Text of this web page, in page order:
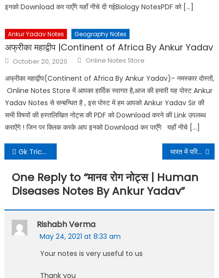
इनको Download कर पाएँगे यहाँ नीचे दी गईBiology NotesPDF को […]
Ankur Yadav Notes Geography Notes
अफ्रीका महाद्वीप |Continent of Africa By Ankur Yadav
October 20, 2020 Online Notes Store
अफ्रीका महाद्वीप(Continent of Africa By Ankur Yadav)- नमस्कार दोस्तों,
Online Notes Store में आपका हार्दिक स्वागत है,आज की हमारी यह पोस्ट Ankur
Yadav Notes से सन्बन्धित है , इस पोस्ट में हम आपको Ankur Yadav Sir की
सभी विषयों की हस्तलिखित नोट्स की PDF को Download करने की Link उपलब्ध
कराऐंगे ! जिन पर क्लिक करके आप इनको Download कर पाएँगे यहाँ नीचे […]
Gk Tricks By Ankur Yadav भारत में परिवहन | Transportation in india Notes By Ankur Yadav
One Reply to “मानव रोग नोट्स | Human
Diseases Notes By Ankur Yadav”
Rishabh Verma
May 24, 2021 at 8:33 am
Your notes is very useful to us
Thank you